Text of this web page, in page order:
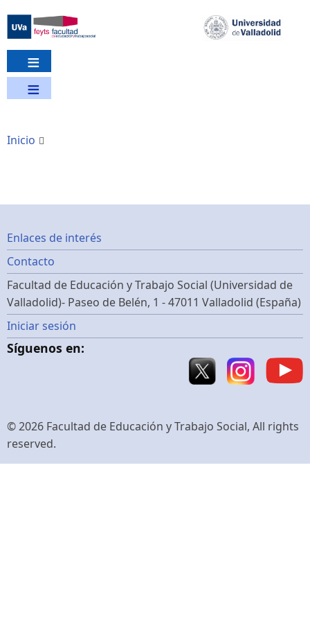
contenido
principal
Inicio
Footer
menu
Enlaces de interés
Contacto
Facultad de Educación y Trabajo Social (Universidad de
Valladolid)- Paseo de Belén, 1 - 47011 Valladolid (España)
Menú
de
de
usuario
Iniciar sesión
Síguenos en:
© 2026 Facultad de Educación y Trabajo Social, All rights
reserved.